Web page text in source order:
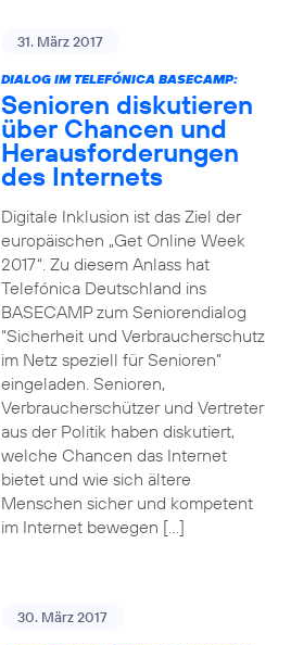
31. März 2017
DIALOG IM TELEFÓNICA BASECAMP:
Senioren diskutieren
über Chancen und
Herausforderungen
des Internets
Digitale Inklusion ist das Ziel der
europäischen „Get Online Week
2017“. Zu diesem Anlass hat
Telefónica Deutschland ins
BASECAMP zum Seniorendialog
“Sicherheit und Verbraucherschutz
im Netz speziell für Senioren”
eingeladen. Senioren,
Verbraucherschützer und Vertreter
aus der Politik haben diskutiert,
welche Chancen das Internet
bietet und wie sich ältere
Menschen sicher und kompetent
im Internet bewegen […]
30. März 2017